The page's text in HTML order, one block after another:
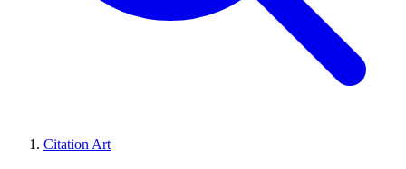
Citation Art